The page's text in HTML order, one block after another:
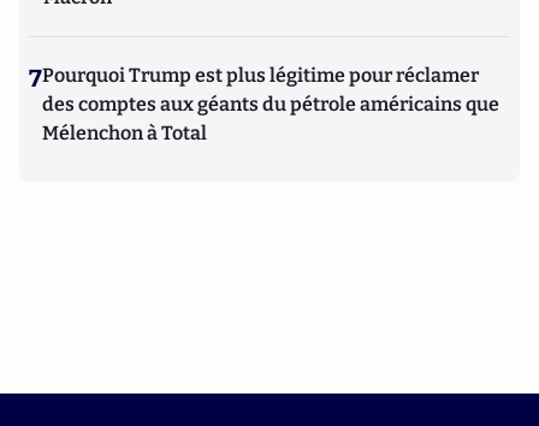
7Pourquoi Trump est plus légitime pour réclamer
des comptes aux géants du pétrole américains que
Mélenchon à Total